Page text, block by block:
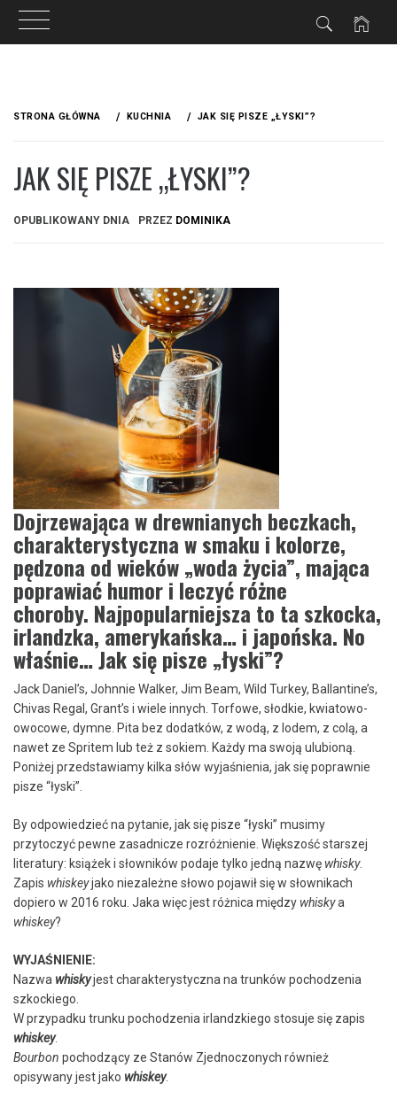
treściSTRONA GŁÓWNA KUCHNIA JAK SIĘ PISZE „ŁYSKI”?
JAK SIĘ PISZE „ŁYSKI”?
OPUBLIKOWANY DNIA PRZEZ DOMINIKA
Dojrzewająca w drewnianych beczkach,
charakterystyczna w smaku i kolorze,
pędzona od wieków „woda życia”, mająca
poprawiać humor i leczyć różne
choroby. Najpopularniejsza to ta szkocka,
irlandzka, amerykańska… i japońska. No
właśnie… Jak się pisze „łyski”?
Jack Daniel’s, Johnnie Walker, Jim Beam, Wild Turkey, Ballantine’s,
Chivas Regal, Grant’s i wiele innych. Torfowe, słodkie, kwiatowo-
owocowe, dymne. Pita bez dodatków, z wodą, z lodem, z colą, a
nawet ze Spritem lub też z sokiem. Każdy ma swoją ulubioną.
Poniżej przedstawiamy kilka słów wyjaśnienia, jak się poprawnie
pisze “łyski”.
By odpowiedzieć na pytanie, jak się pisze “łyski” musimy
przytoczyć pewne zasadnicze rozróżnienie. Większość starszej
literatury: książek i słowników podaje tylko jedną nazwę whisky.
Zapis whiskeyjako niezależne słowo pojawił się w słownikach
dopiero w 2016 roku. Jaka więc jest różnica między whiskya
whiskey?
WYJAŚNIENIE:
Nazwa whiskyjest charakterystyczna na trunków pochodzenia
szkockiego.
W przypadku trunku pochodzenia irlandzkiego stosuje się zapis
whiskey.
Bourbon pochodzący ze Stanów Zjednoczonych również
opisywany jest jako whiskey.